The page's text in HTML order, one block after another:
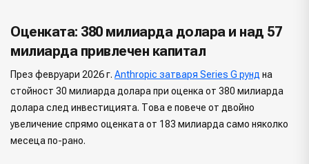
Оценката: 380 милиарда долара и над 57
милиарда привлечен капитал
През февруари 2026 г. Anthropic затваря Series G рунд на
стойност 30 милиарда долара при оценка от 380 милиарда
долара след инвестицията. Това е повече от двойно
увеличение спрямо оценката от 183 милиарда само няколко
месеца по-рано.